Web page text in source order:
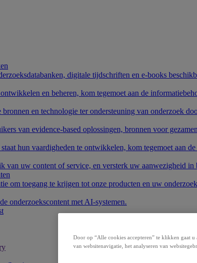
digitale tijdschriften en e-books
en beheren, kom tegemoet aan de
en technologie ter ondersteuning van onderzoek
van evidence-based oplossingen, bronnen voor
hun vaardigheden te ontwikkelen, kom tegemoet aan
van uw content of service, en versterk uw aanwezigheid in
om toegang te krijgen tot onze producten en uw
onderzoekscontent met AI-systemen.
Door op “Alle cookies accepteren” te klikken gaat
van websitenavigatie, het analyseren van